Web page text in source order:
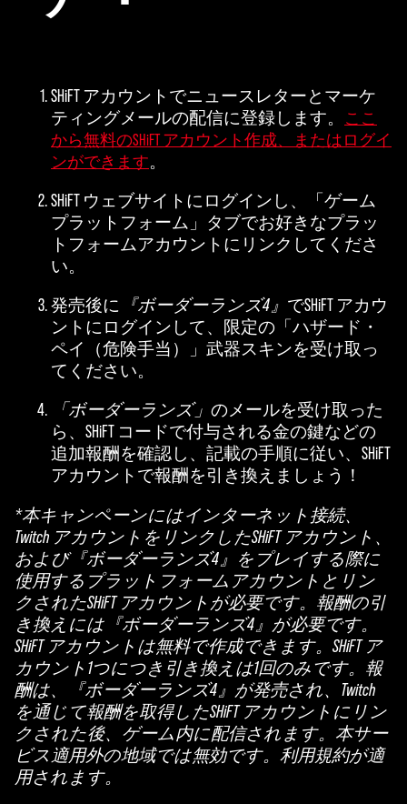
SHiFT アカウントでニュースレターとマーケ
ティングメールの配信に登録します。
ここ
から無料のSHiFT アカウント作成、またはログイ
ンができます。
SHiFT ウェブサイトにログインし、「ゲーム
プラットフォーム」タブでお好きなプラッ
トフォームアカウントにリンクしてくださ
い。
発売後に 『ボーダーランズ4』 でSHiFT アカウ
ントにログインして、限定の「ハザード・
ペイ（危険手当）」武器スキンを受け取っ
てください。
「ボーダーランズ」 のメールを受け取った
ら、SHiFT コードで付与される金の鍵などの
追加報酬を確認し、記載の手順に従い、SHiFT
アカウントで報酬を引き換えましょう！
*本キャンペーンにはインターネット接続、
Twitch アカウントをリンクしたSHiFT アカウント、
および『ボーダーランズ4』をプレイする際に
使用するプラットフォームアカウントとリン
クされたSHiFT アカウントが必要です。報酬の引
き換えには『ボーダーランズ4』が必要です。
SHiFT アカウントは無料で作成できます。SHiFT ア
カウント1つにつき引き換えは1回のみです。報
酬は、『ボーダーランズ4』が発売され、Twitch
を通じて報酬を取得したSHiFT アカウントにリン
クされた後、ゲーム内に配信されます。本サー
ビス適用外の地域では無効です。利用規約が適
用されます。